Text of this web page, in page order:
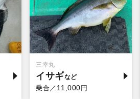
三幸丸
イサギ
乗合／ 11,000円